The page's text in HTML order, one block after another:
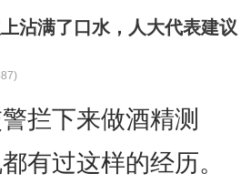
沾满了口水，人大代表建议
拦下来做酒精测
有过这样的经历。